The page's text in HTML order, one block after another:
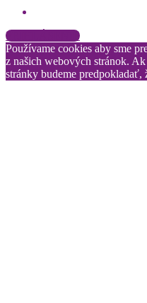
PRIHLÁSENIE
Používame cookies aby sme
z našich webových stránok.
stránky budeme predpokladať,